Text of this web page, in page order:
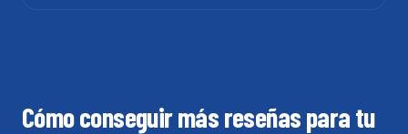
Cómo conseguir más reseñas para tu